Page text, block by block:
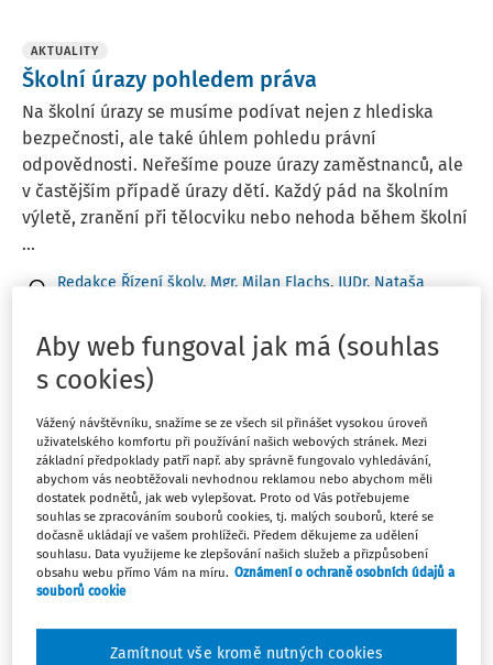
AKTUALITY
Školní úrazy pohledem práva
Na školní úrazy se musíme podívat nejen z hlediska
bezpečnosti, ale také úhlem pohledu právní
odpovědnosti. Neřešíme pouze úrazy zaměstnanců, ale
v častějším případě úrazy dětí. Každý pád na školním
výletě, zranění při tělocviku nebo nehoda během školní
...
Redakce Řízení školy, Mgr. Milan Flachs, JUDr. Nataša
Vydáno: 18. 6. 2025 3 minuty čtení
PORADNA
Cestovní náhrady a další výdaje proplácené
pedagogům na školním výletě
Jsme základní škola a koncem školního roku u nás
probíhají vícedenní výlety učitelů se svými kmenovými
třídami. Učitelům proplácíme stravné a cestovné. Je
možné jim ještě proplatit další výdaje spojené s
Jaroslava Pfeilerová
Aby web fungoval jak má (souhlas
s cookies)
Vážený návštěvníku, snažíme se ze všech sil přinášet vysokou úroveň
uživatelského komfortu při používání našich webových stránek. Mezi
základní předpoklady patří např. aby správně fungovalo vyhledávání,
abychom vás neobtěžovali nevhodnou reklamou nebo abychom měli
dostatek podnětů, jak web vylepšovat. Proto od Vás potřebujeme
souhlas se zpracováním souborů cookies, tj. malých souborů, které se
dočasně ukládají ve vašem prohlížeči. Předem děkujeme za udělení
souhlasu. Data využijeme ke zlepšování našich služeb a přizpůsobení
obsahu webu přímo Vám na míru. Oznámení o ochraně osobních údajů a
souborů cookie
Zamítnout vše kromě nutných cookies